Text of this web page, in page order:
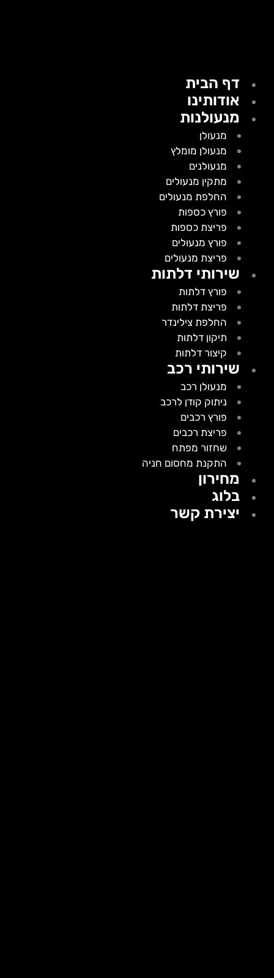
דף הבית
אודותינו
מנעולנות
מנעולן
מנעולן מומלץ
מנעולנים
מתקין מנעולים
החלפת מנעולים
פורץ כספות
פריצת כספות
פורץ מנעולים
פריצת מנעולים
שירותי דלתות
פורץ דלתות
פריצת דלתות
החלפת צילינדר
תיקון דלתות
קיצור דלתות
שירותי רכב
מנעולן רכב
ניתוק קודן לרכב
פורץ רכבים
פריצת רכבים
שחזור מפתח
התקנת מחסום חניה
מחירון
בלוג
יצירת קשר